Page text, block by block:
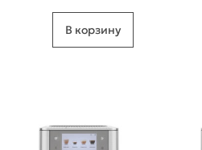
В корзину